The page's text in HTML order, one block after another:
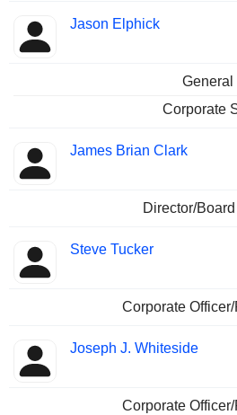
Jason Elphick
General
Corporate
James Brian Clark
Director/
Steve Tucker
Corporate Officer/
Joseph J. Whiteside
Corporate Officer/